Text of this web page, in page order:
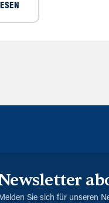
Melden Sie sich für unseren